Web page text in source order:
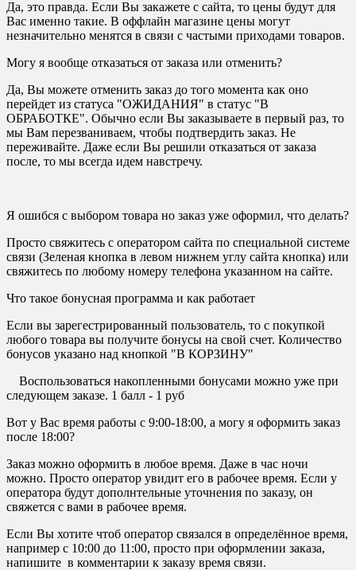
Да, это правда. Если Вы закажете с сайта, то цены будут для
Вас именно такие. В оффлайн магазине цены могут
незначительно менятся в связи с частыми приходами товаров.
Могу я вообще отказаться от заказа или отменить?
Да, Вы можете отменить заказ до того момента как оно
перейдет из статуса "ОЖИДАНИЯ" в статус "В
ОБРАБОТКЕ". Обычно если Вы заказываете в первый раз, то
мы Вам перезваниваем, чтобы подтвердить заказ. Не
переживайте. Даже если Вы решили отказаться от заказа
после, то мы всегда идем навстречу.
Я ошибся с выбором товара но заказ уже оформил, что делать?
Просто свяжитесь с оператором сайта по специальной системе
связи (Зеленая кнопка в левом нижнем углу сайта кнопка) или
свяжитесь по любому номеру телефона указанном на сайте.
Что такое бонусная программа и как работает
Если вы зарегестрированный пользователь, то с покупкой
любого товара вы получите бонусы на свой счет. Количество
бонусов указано над кнопкой "В КОРЗИНУ"
Воспользоваться накопленными бонусами можно уже при
следующем заказе. 1 балл - 1 руб
Вот у Вас время работы с 9:00-18:00, а могу я оформить заказ
после 18:00?
Заказ можно оформить в любое время. Даже в час ночи
можно. Просто оператор увидит его в рабочее время. Если у
оператора будут дополнтельные уточнения по заказу, он
свяжется с вами в рабочее время.
Если Вы хотите чтоб оператор связался в определённое время,
например с 10:00 до 11:00, просто при оформлении заказа,
напишите в комментарии к заказу время связи.